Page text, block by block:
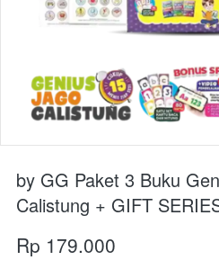
by GG Paket 3 Buku
Calistung + GIFT
Rp 179.000